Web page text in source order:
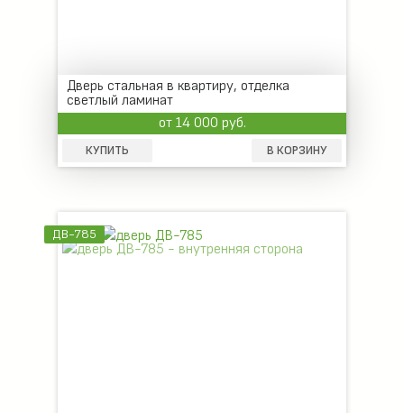
Дверь стальная в квартиру, отделка
светлый ламинат
от 14 000 руб.
КУПИТЬ В КОРЗИНУ
ДВ-785